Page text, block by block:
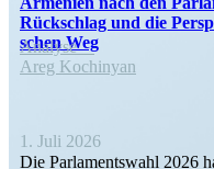
Rückschlag und die
schen Weg
Analyse
Areg Kochinyan
1. Juli 2026
Die Parla­mentswahl 2026